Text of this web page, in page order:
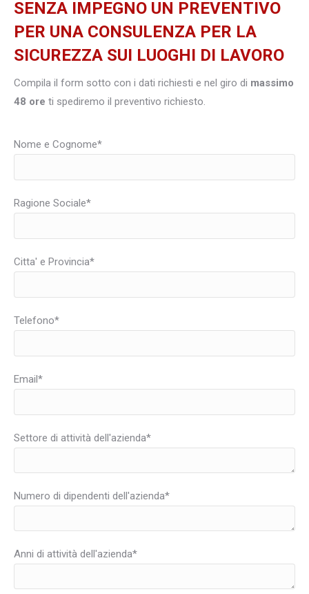
SENZA IMPEGNO UN PREVENTIVO
PER UNA CONSULENZA PER LA
SICUREZZA SUI LUOGHI DI LAVORO
Compila il form sotto con i dati richiesti e nel giro di massimo
48 ore ti spediremo il preventivo richiesto.
Nome e Cognome*
Ragione Sociale*
Citta' e Provincia*
Telefono*
Email*
Settore di attività dell'azienda*
Numero di dipendenti dell'azienda*
Anni di attività dell'azienda*